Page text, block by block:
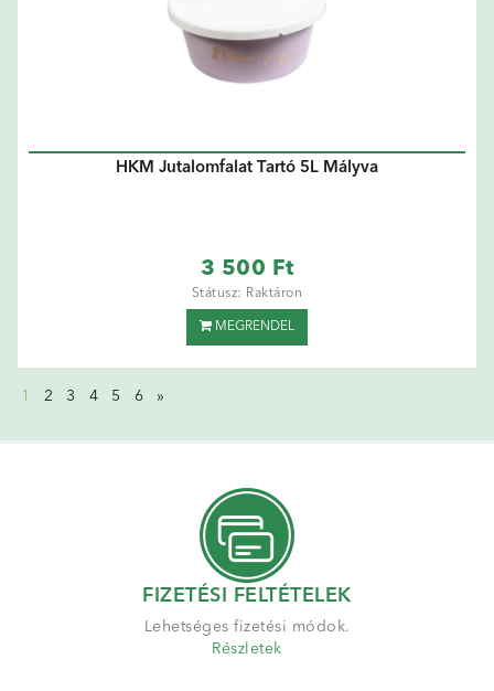
HKM Jutalomfalat Tartó 5L Mályva
3 500 Ft
Státusz: Raktáron
MEGRENDEL
1 2 3 4 5 6 »
FIZETÉSI FELTÉTELEK
Lehetséges fizetési módok.
Részletek